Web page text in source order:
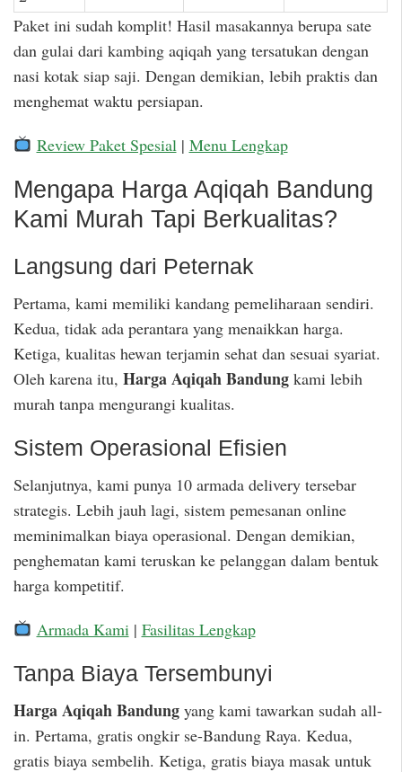
Paket ini sudah komplit! Hasil masakannya berupa sate
dan gulai dari kambing aqiqah yang tersatukan dengan
nasi kotak siap saji. Dengan demikian, lebih praktis dan
menghemat waktu persiapan.
Review Paket Spesial | Menu Lengkap
Mengapa Harga Aqiqah Bandung
Kami Murah Tapi Berkualitas?
Langsung dari Peternak
Pertama, kami memiliki kandang pemeliharaan sendiri.
Kedua, tidak ada perantara yang menaikkan harga.
Ketiga, kualitas hewan terjamin sehat dan sesuai syariat.
Oleh karena itu, Harga Aqiqah Bandung kami lebih
murah tanpa mengurangi kualitas.
Sistem Operasional Efisien
Selanjutnya, kami punya 10 armada delivery tersebar
strategis. Lebih jauh lagi, sistem pemesanan online
meminimalkan biaya operasional. Dengan demikian,
penghematan kami teruskan ke pelanggan dalam bentuk
harga kompetitif.
Armada Kami | Fasilitas Lengkap
Tanpa Biaya Tersembunyi
Harga Aqiqah Bandung yang kami tawarkan sudah all-
in. Pertama, gratis ongkir se-Bandung Raya. Kedua,
gratis biaya sembelih. Ketiga, gratis biaya masak untuk